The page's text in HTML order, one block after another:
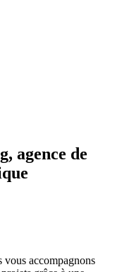
agence de
accompagnons